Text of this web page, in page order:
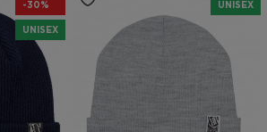
-30%
UNISEX
UNISEX